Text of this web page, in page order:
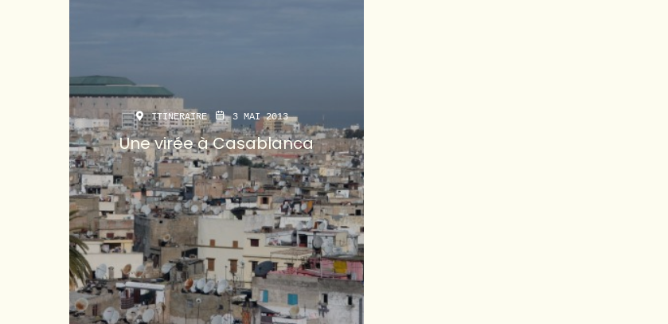
ITINERAIRE 3 MAI 2013
Une virée à Casablanca